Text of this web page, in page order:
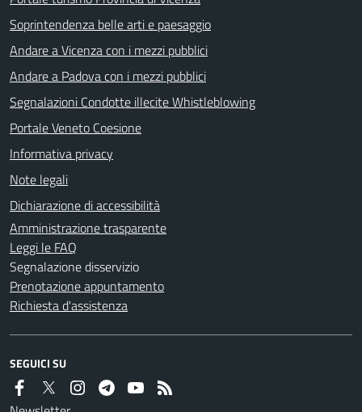
Soprintendenza belle arti e paesaggio
Andare a Vicenza con i mezzi pubblici
Andare a Padova con i mezzi pubblici
Segnalazioni Condotte illecite Whistleblowing
Portale Veneto Coesione
Informativa privacy
Note legali
Dichiarazione di accessibilità
Amministrazione trasparente
Leggi le FAQ
Segnalazione disservizio
Prenotazione appuntamento
Richiesta d'assistenza
SEGUICI SU